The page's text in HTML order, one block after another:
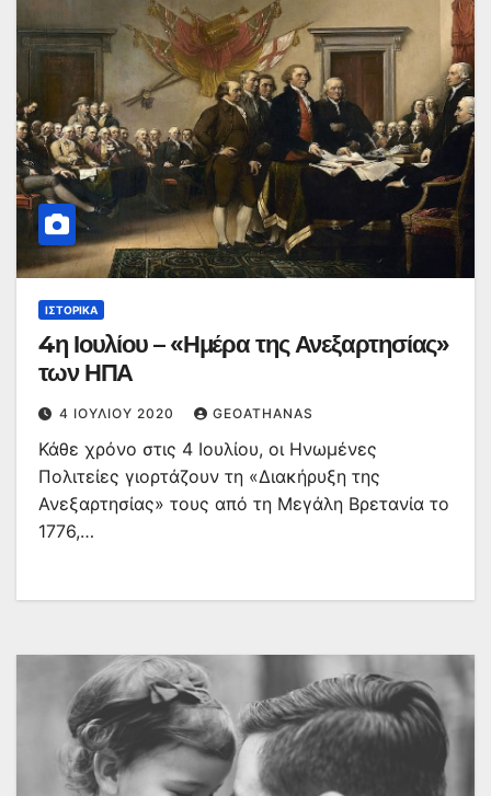
ΙΣΤΟΡΙΚΆ
4η Ιουλίου – «Ημέρα της Ανεξαρτησίας»
των ΗΠΑ
4 ΙΟΥΛΊΟΥ 2020 GEOATHANAS
Κάθε χρόνο στις 4 Ιουλίου, οι Ηνωμένες
Πολιτείες γιορτάζουν τη «Διακήρυξη της
Ανεξαρτησίας» τους από τη Μεγάλη Βρετανία το
1776,…